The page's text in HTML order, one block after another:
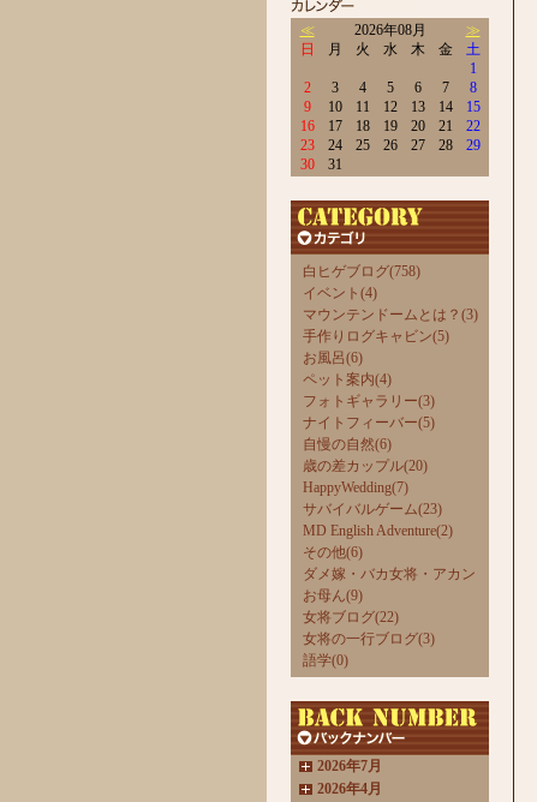
≪ 2026年08月
≫
日
月 火 水 木 金
土
1
2
3 4 5 6 7
8
9
10 11 12 13 14
15
16
17 18 19 20 21
22
23
24 25 26 27 28
29
30
31
白ヒゲブログ(758)
イベント(4)
マウンテンドームとは？(3)
手作りログキャビン(5)
お風呂(6)
ペット案内(4)
フォトギャラリー(3)
ナイトフィーバー(5)
自慢の自然(6)
歳の差カップル(20)
HappyWedding(7)
サバイバルゲーム(23)
MD English Adventure(2)
その他(6)
ダメ嫁・バカ女将・アカン
お母ん(9)
女将ブログ(22)
女将の一行ブログ(3)
語学(0)
2026年7月
2026年4月